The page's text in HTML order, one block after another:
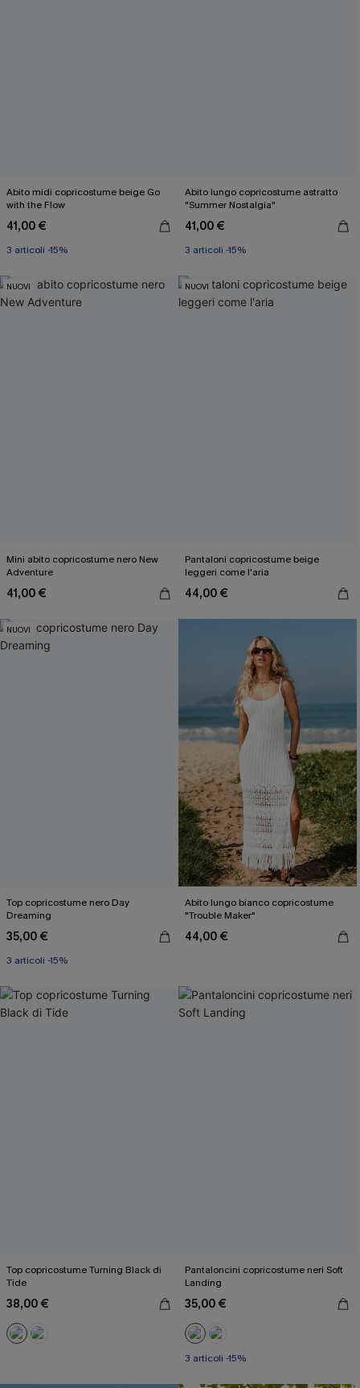
Abito midi copricostume beige Go
with the Flow
41,00 €
3 articoli -15%
Abito lungo copricostume astratto
"Summer Nostalgia"
41,00 €
3 articoli -15%
NUOVI
Mini abito copricostume nero New
Adventure
41,00 €
NUOVI
Pantaloni copricostume beige
leggeri come l'aria
44,00 €
NUOVI
Top copricostume nero Day
Dreaming
35,00 €
3 articoli -15%
Abito lungo bianco copricostume
"Trouble Maker"
44,00 €
Top copricostume Turning Black di
Tide
38,00 €
Pantaloncini copricostume neri Soft
Landing
35,00 €
3 articoli -15%